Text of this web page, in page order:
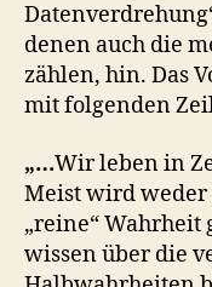
denen auch die
zählen, hin. Das
mit folgenden
„…Wir leben in
Meist wird weder
„reine“ Wahrheit
wissen über die